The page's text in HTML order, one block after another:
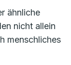
ähnliche
nicht allein
menschliches